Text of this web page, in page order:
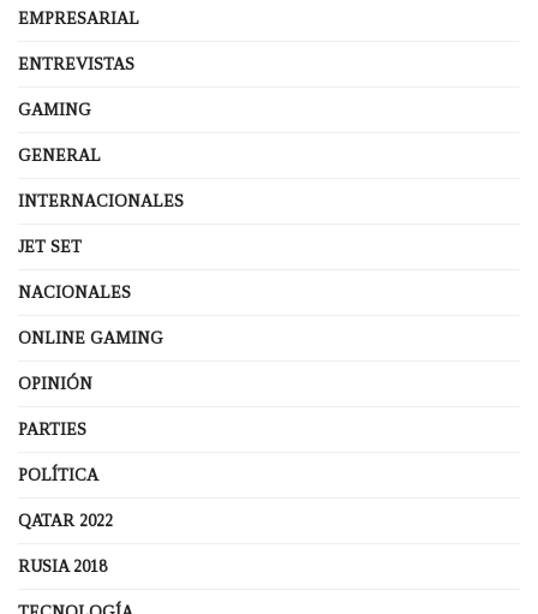
EMPRESARIAL
ENTREVISTAS
GAMING
GENERAL
INTERNACIONALES
JET SET
NACIONALES
ONLINE GAMING
OPINIÓN
PARTIES
POLÍTICA
QATAR 2022
RUSIA 2018